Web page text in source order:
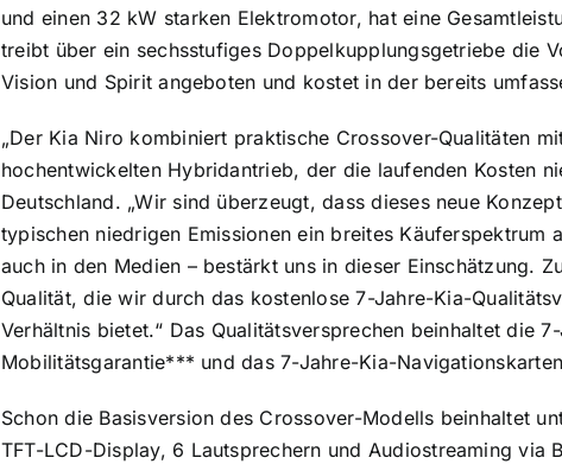
und einen 32 kW starken Elektromotor, hat eine
treibt über ein sechsstufiges Doppelkupplungsgetriebe die
Vision und Spirit angeboten und kostet in der bereits
„Der Kia Niro kombiniert praktische Crossover-Qualitäten
hochentwickelten Hybridantrieb, der die laufenden Kosten
Deutschland. „Wir sind überzeugt, dass dieses neue
typischen niedrigen Emissionen ein breites
auch in den Medien – bestärkt uns in dieser Einschätzung.
Qualität, die wir durch das kostenlose 7-Jahre-Kia-
Verhältnis bietet.“ Das Qualitätsversprechen beinhaltet die
Mobilitätsgarantie*** und das 7-Jahre-Kia-
Schon die Basisversion des Crossover-Modells beinhaltet
TFT-LCD-Display, 6 Lautsprechern und Audiostreaming via